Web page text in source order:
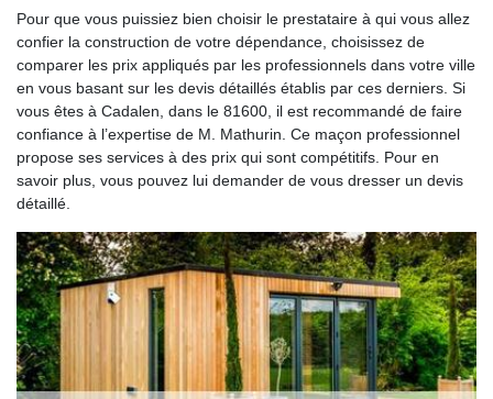
Pour que vous puissiez bien choisir le prestataire à qui vous allez
confier la construction de votre dépendance, choisissez de
comparer les prix appliqués par les professionnels dans votre ville
en vous basant sur les devis détaillés établis par ces derniers. Si
vous êtes à Cadalen, dans le 81600, il est recommandé de faire
confiance à l’expertise de M. Mathurin. Ce maçon professionnel
propose ses services à des prix qui sont compétitifs. Pour en
savoir plus, vous pouvez lui demander de vous dresser un devis
détaillé.